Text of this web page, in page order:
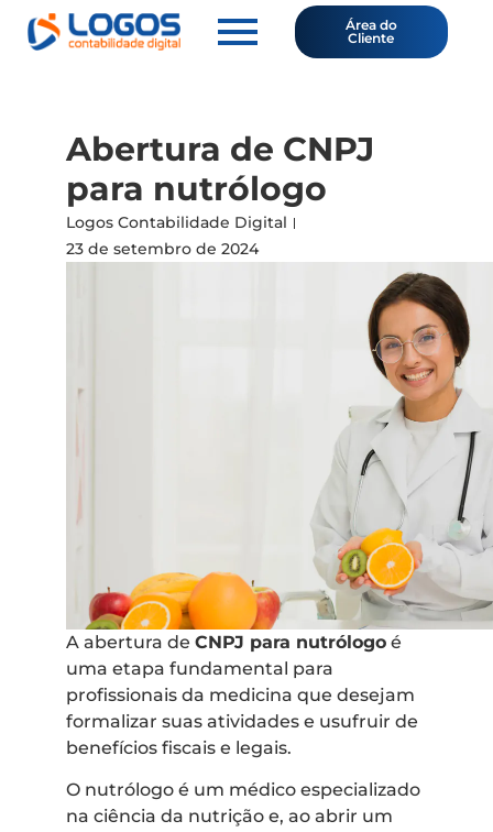
Área do
Cliente
Abertura de CNPJ
para nutrólogo
Logos Contabilidade Digital
23 de setembro de 2024
A abertura de CNPJ para nutrólogo é
uma etapa fundamental para
profissionais da medicina que desejam
formalizar suas atividades e usufruir de
benefícios fiscais e legais.
O nutrólogo é um médico especializado
na ciência da nutrição e, ao abrir um